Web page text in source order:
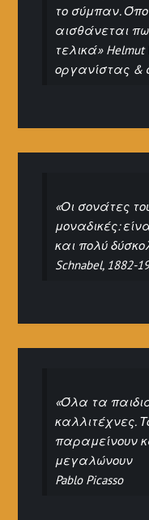
το σύμπαν.
αισθάνεται
τελικά»
οργανίστας &
«Οι σονάτες
μοναδικές:
και πολύ
Schnabel, 1882-
«Όλα τα
καλλιτέχνες.
παραμείνουν
μεγαλώνουν
Pablo Picasso